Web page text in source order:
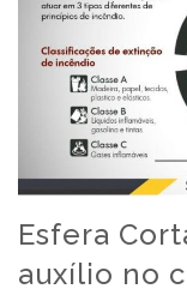
Esfera
auxílio no